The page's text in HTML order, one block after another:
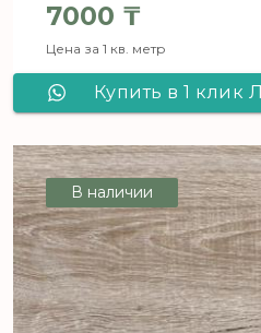
7000 ₸
Цена за 1 кв. метр
Купить в 1 клик
В наличии